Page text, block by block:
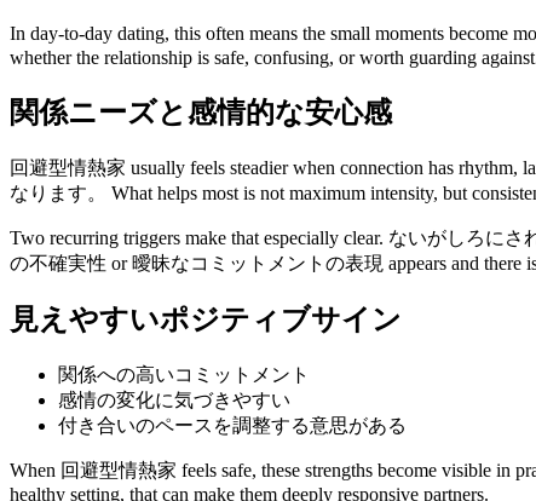
In day-to-day dating, this often means the small moments become
whether the relationship is safe, confusing, or worth guarding
関係ニーズと感情的な安心感
回避型情熱家 usually feels steadier when connection has
なります。 What helps most is not maximum intensity, but
Two recurring triggers make that especially clear. ないがしろに
の不確実性 or 曖昧なコミットメントの表現 appears and there
見えやすいポジティブサイン
関係への高いコミットメント
感情の変化に気づきやすい
付き合いのペースを調整する意思がある
When 回避型情熱家 feels safe, these strengths become visible in
healthy setting, that can make them deeply responsive partners.